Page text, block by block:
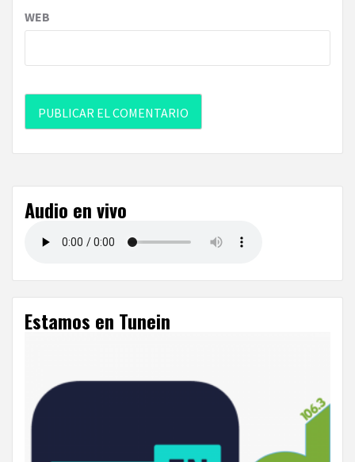
WEB
Audio en vivo
Estamos en Tunein